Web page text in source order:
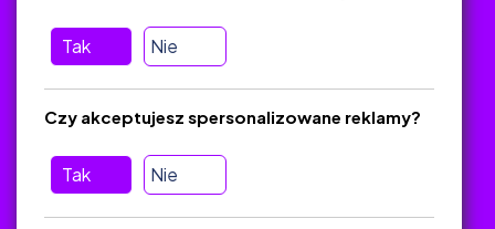
wiadomość nie trafiła do folderu SPAM)
Tak Nie
Tak Nie
Czy akceptujesz spersonalizowane reklamy?